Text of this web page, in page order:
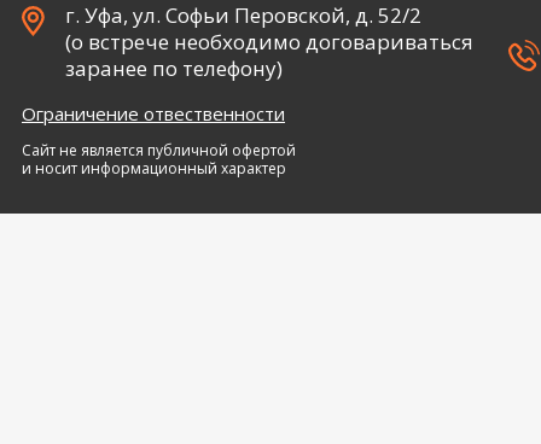
г. Уфа, ул. Софьи Перовской, д. 52/2
(о встрече необходимо договариваться
заранее по телефону)
Ограничение отвественности
Сайт не является публичной офертой
и носит информационный характер